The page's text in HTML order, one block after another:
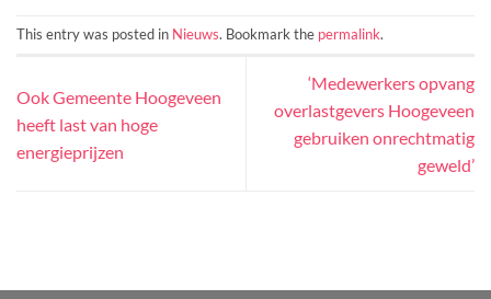
This entry was posted in Nieuws. Bookmark the permalink.
Ook Gemeente Hoogeveen
heeft last van hoge
energieprijzen
‘Medewerkers opvang
overlastgevers Hoogeveen
gebruiken onrechtmatig
geweld’